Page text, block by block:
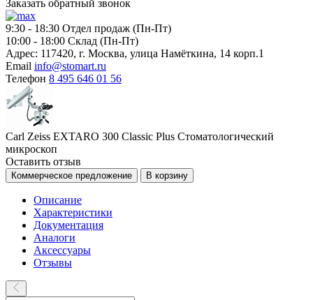
Заказать обратный звонок
9:30 - 18:30 Отдел продаж (Пн-Пт)
10:00 - 18:00 Склад (Пн-Пт)
Адрес: 117420, г. Москва, улица Намёткина, 14 корп.1
Email info@stomart.ru
Телефон 8 495 646 01 56
Carl Zeiss EXTARO 300 Classic Plus Стоматологический
микроскоп
Оставить отзыв
Коммерческое предложение В корзину
Описание
Характеристики
Документация
Аналоги
Аксессуары
Отзывы